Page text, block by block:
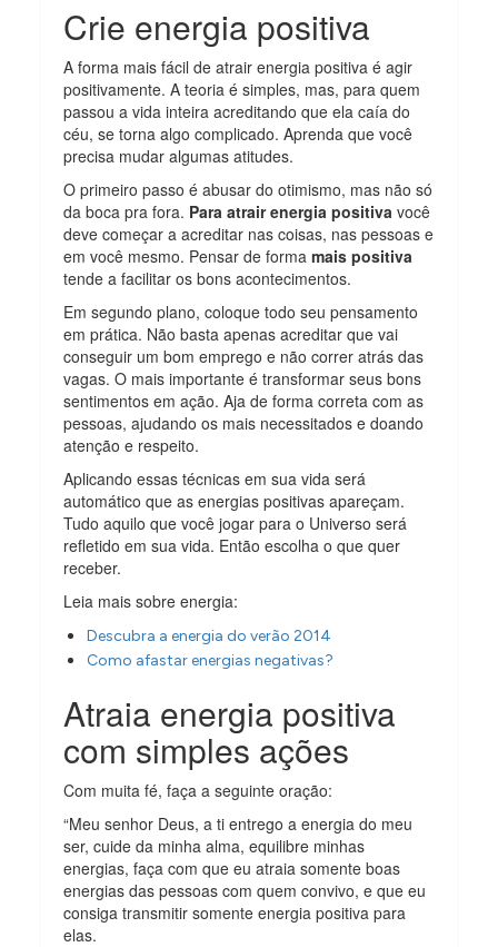
Crie energia positiva
A forma mais fácil de atrair energia positiva é agir
positivamente. A teoria é simples, mas, para quem
passou a vida inteira acreditando que ela caía do
céu, se torna algo complicado. Aprenda que você
precisa mudar algumas atitudes.
O primeiro passo é abusar do otimismo, mas não só
da boca pra fora. Para atrair energia positivavocê
deve começar a acreditar nas coisas, nas pessoas e
em você mesmo. Pensar de formamais positiva
tende a facilitar os bons acontecimentos.
Em segundo plano, coloque todo seu pensamento
em prática. Não basta apenas acreditar que vai
conseguir um bom emprego e não correr atrás das
vagas. O mais importante é transformar seus bons
sentimentos em ação. Aja de forma correta com as
pessoas, ajudando os mais necessitados e doando
atenção e respeito.
Aplicando essas técnicas em sua vida será
automático que as energias positivas apareçam.
Tudo aquilo que você jogar para o Universo será
refletido em sua vida. Então escolha o que quer
receber.
Leia mais sobre energia:
Descubra a energia do verão 2014
Como afastar energias negativas?
Atraia energia positiva
com simples ações
Com muita fé, faça a seguinte oração:
“Meu senhor Deus, a ti entrego a energia do meu
ser, cuide da minha alma, equilibre minhas
energias, faça com que eu atraia somente boas
energias das pessoas com quem convivo, e que eu
consiga transmitir somente energia positiva para
elas.